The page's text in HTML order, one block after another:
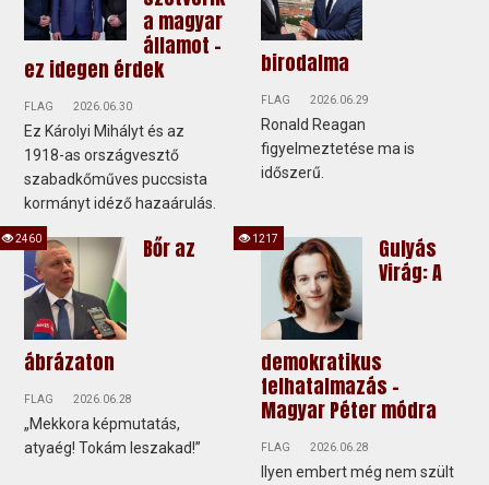
a magyar
államot –
ez idegen érdek
FLAG 2026.06.30
Ez Károlyi Mihályt és az
1918-as országvesztő
szabadkőműves puccsista
kormányt idéző hazaárulás.
birodalma
FLAG 2026.06.29
Ronald Reagan
figyelmeztetése ma is
időszerű.
Bőr az
ábrázaton
FLAG 2026.06.28
„Mekkora képmutatás,
atyaég! Tokám leszakad!”
2460
Gulyás
Virág: A
demokratikus
felhatalmazás –
Magyar Péter módra
FLAG 2026.06.28
Ilyen embert még nem szült
1217